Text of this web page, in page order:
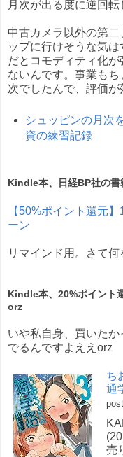
月次が出る度に逆回転
中古カメラ以外の第
ップに行けそうな気
だとコモディティ化
ないんです。事業も
次でしたんで、評価が
シュッピンの月次
資の練習記録
Kindle本、日経BP社の書
【50%ポイント還元
ーン
リマインド用。さて
Kindle本、20%ポイント
orz
いや私自身、買いた
でるんですよええorz
ち
通
売